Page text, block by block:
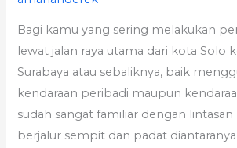
Bagi kamu yang sering melakukan
lewat jalan raya utama dari kota Solo
Surabaya atau sebaliknya, baik
kendaraan peribadi maupun
sudah sangat familiar dengan
berjalur sempit dan padat